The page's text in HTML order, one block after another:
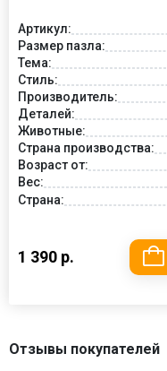
Артикул:
Размер пазла:
Тема:
Стиль:
Производитель:
Деталей:
Животные:
Страна производства:
Возраст от:
Вес:
Страна:
1 390 р.
Отзывы покупателей